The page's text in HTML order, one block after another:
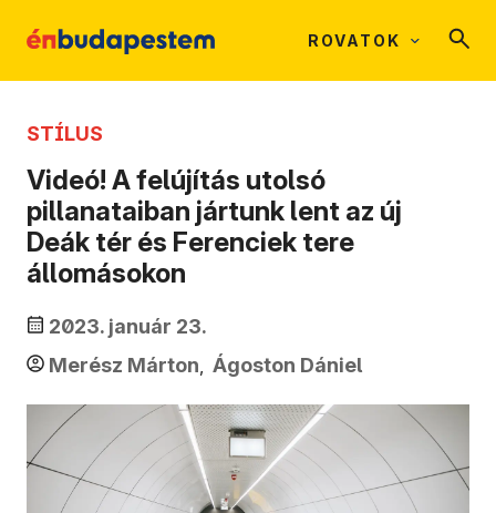
ROVATOK
STÍLUS
Videó! A felújítás utolsó
pillanataiban jártunk lent az új
Deák tér és Ferenciek tere
állomásokon
2023. január 23.
Merész Márton, Ágoston Dániel